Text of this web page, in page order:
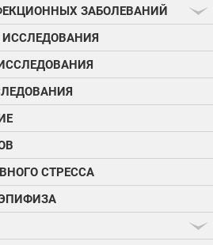
ЗАБОЛЕВАНИЙ
ИССЛЕДОВАНИЯ
СТРЕССА